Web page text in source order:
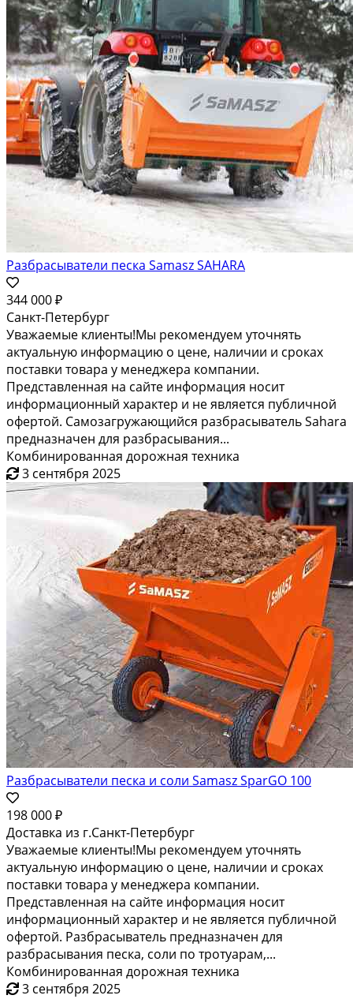
Разбрасыватели песка Samasz SAHARA
344 000 ₽
Санкт-Петербург
Уважаемые клиенты!Мы рекомендуем уточнять
актуальную информацию о цене, наличии и сроках
поставки товара у менеджера компании.
Представленная на сайте информация носит
информационный характер и не является публичной
офертой. Самозагружающийся разбрасыватель Sahara
предназначен для разбрасывания...
Комбинированная дорожная техника
3 сентября 2025
Разбрасыватели песка и соли Samasz SparGO 100
198 000 ₽
Доставка из г.Санкт-Петербург
Уважаемые клиенты!Мы рекомендуем уточнять
актуальную информацию о цене, наличии и сроках
поставки товара у менеджера компании.
Представленная на сайте информация носит
информационный характер и не является публичной
офертой. Разбрасыватель предназначен для
разбрасывания песка, соли по тротуарам,...
Комбинированная дорожная техника
3 сентября 2025